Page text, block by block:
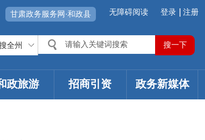
登录 注册
无障碍阅读
甘肃政务服务网·和政县
全州
政旅游 招商引资 政务新媒体